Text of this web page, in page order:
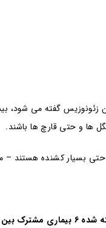
گفته می شود،
ها و حتی قارچ ها باشند.
بسیار کشنده هستند –